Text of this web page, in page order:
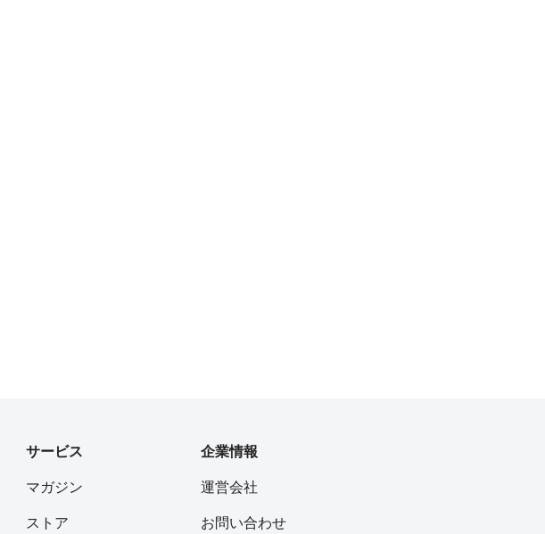
サービス
マガジン
ストア
企業情報
運営会社
お問い合わせ